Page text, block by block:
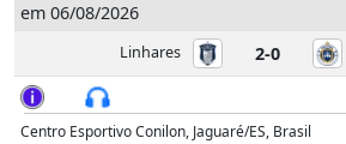
em 06/08/2026
Linhares 2-0
Centro Esportivo Conilon, Jaguaré/ES, Brasil